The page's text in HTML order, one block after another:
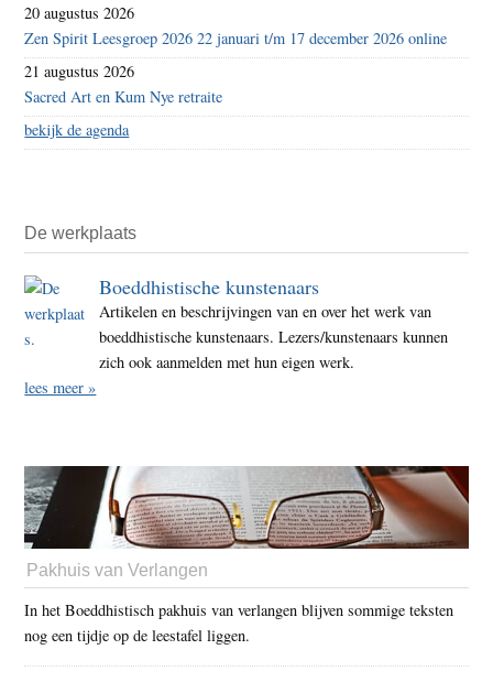
20 augustus 2026
Zen Spirit Leesgroep 2026 22 januari t/m 17 december 2026 online
21 augustus 2026
Sacred Art en Kum Nye retraite
bekijk de agenda
De werkplaats
Boeddhistische kunstenaars
Artikelen en beschrijvingen van en over het werk van
boeddhistische kunstenaars. Lezers/kunstenaars kunnen
zich ook aanmelden met hun eigen werk.
lees meer »
Pakhuis van Verlangen
In het Boeddhistisch pakhuis van verlangen blijven sommige teksten
nog een tijdje op de leestafel liggen.